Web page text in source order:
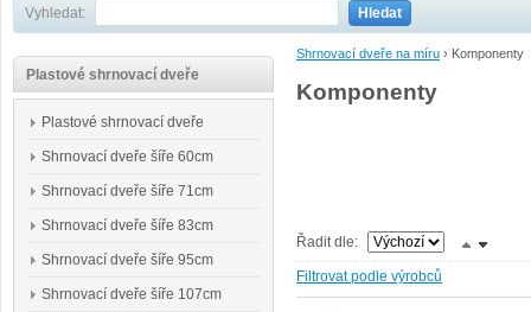
Vyhledat: Hledat
Shrnovací dveře na míru › Komponenty
Komponenty
Řadit dle:
Filtrovat podle výrobců
Plastové shrnovací dveře
Plastové shrnovací dveře
Shrnovací dveře šíře 60cm
Shrnovací dveře šíře 71cm
Shrnovací dveře šíře 83cm
Shrnovací dveře šíře 95cm
Shrnovací dveře šíře 107cm